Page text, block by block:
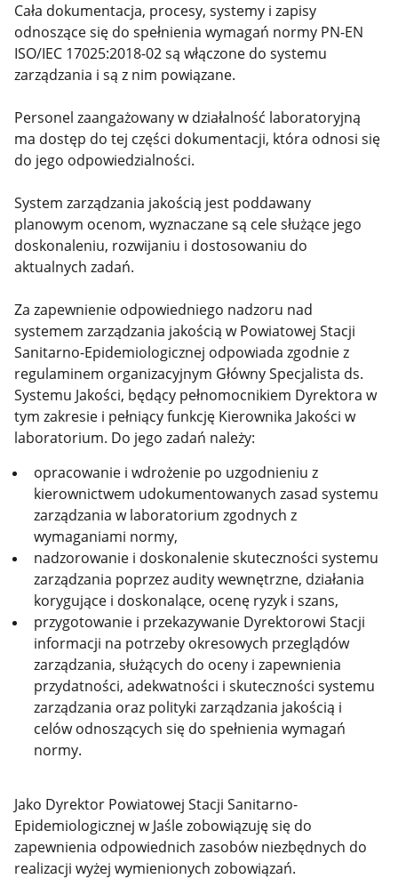
Cała dokumentacja, procesy, systemy i zapisy
odnoszące się do spełnienia wymagań normy PN-EN
ISO/IEC 17025:2018-02 są włączone do systemu
zarządzania i są z nim powiązane.
Personel zaangażowany w działalność laboratoryjną
ma dostęp do tej części dokumentacji, która odnosi się
do jego odpowiedzialności.
System zarządzania jakością jest poddawany
planowym ocenom, wyznaczane są cele służące jego
doskonaleniu, rozwijaniu i dostosowaniu do
aktualnych zadań.
Za zapewnienie odpowiedniego nadzoru nad
systemem zarządzania jakością w Powiatowej Stacji
Sanitarno-Epidemiologicznej odpowiada zgodnie z
regulaminem organizacyjnym Główny Specjalista ds.
Systemu Jakości, będący pełnomocnikiem Dyrektora w
tym zakresie i pełniący funkcję Kierownika Jakości w
laboratorium. Do jego zadań należy:
opracowanie i wdrożenie po uzgodnieniu z
kierownictwem udokumentowanych zasad systemu
zarządzania w laboratorium zgodnych z
wymaganiami normy,
nadzorowanie i doskonalenie skuteczności systemu
zarządzania poprzez audity wewnętrzne, działania
korygujące i doskonalące, ocenę ryzyk i szans,
przygotowanie i przekazywanie Dyrektorowi Stacji
informacji na potrzeby okresowych przeglądów
zarządzania, służących do oceny i zapewnienia
przydatności, adekwatności i skuteczności systemu
zarządzania oraz polityki zarządzania jakością i
celów odnoszących się do spełnienia wymagań
normy.
Jako Dyrektor Powiatowej Stacji Sanitarno-
Epidemiologicznej w Jaśle zobowiązuję się do
zapewnienia odpowiednich zasobów niezbędnych do
realizacji wyżej wymienionych zobowiązań.